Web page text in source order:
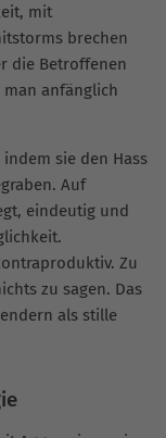
mit
brechen
die Betroffenen
anfänglich
sie den Hass
Auf
eindeutig und
Zu
zu sagen. Das
als stille